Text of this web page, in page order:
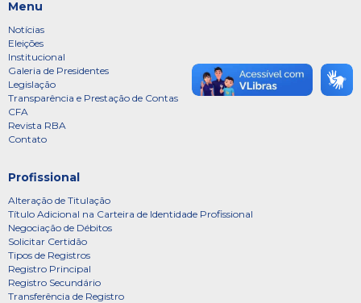
Menu
Notícias
Eleições
Institucional
Galeria de Presidentes
Legislação
Transparência e Prestação de Contas
CFA
Revista RBA
Contato
Profissional
Alteração de Titulação
Título Adicional na Carteira de Identidade Profissional
Negociação de Débitos
Solicitar Certidão
Tipos de Registros
Registro Principal
Registro Secundário
Transferência de Registro